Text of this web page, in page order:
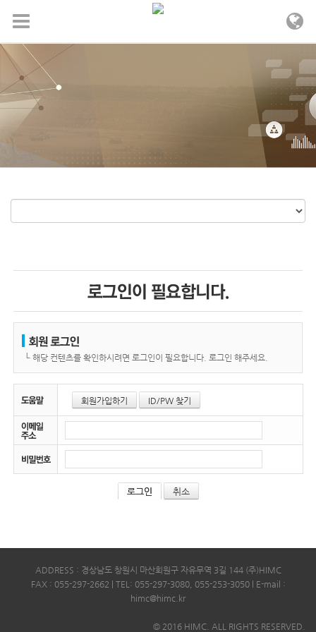
메뉴 건너뛰기
└ 해당 컨텐츠를 확인하시려면 로그인이 필요합니다. 로그인 해주세요.
회원가입하기 ID/PW 찾기
취소
ADDRESS : 경상남도 창원시 마산회원구 자유무역 3길 144 (주)HIMC
FAX : 055-297-2662 | TEL: 055-297-3080, 055-253-3050 l E-mail :
himc@himc.kr
© 2016 HIMC. ALL RIGHTS RESERVED.